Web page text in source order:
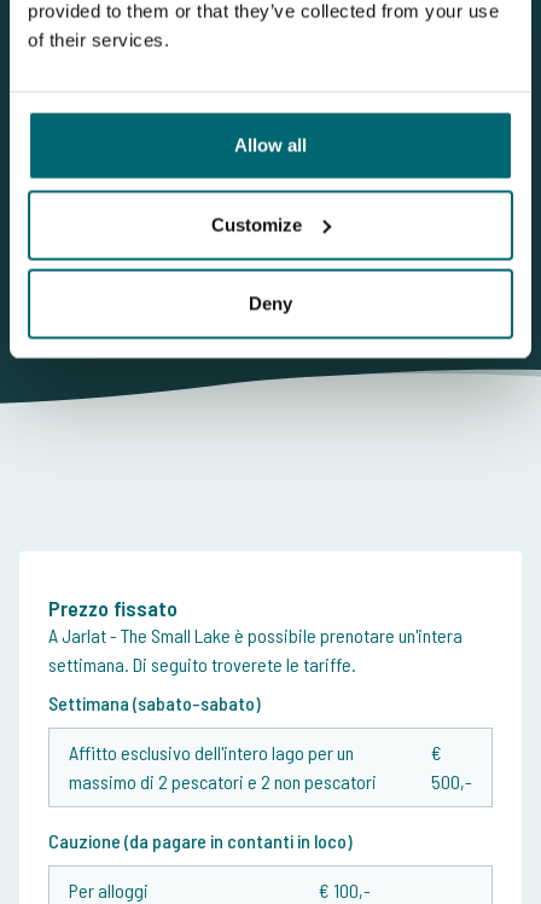
provided to them or that they’ve collected from your use
of their services.
Allow all
Customize
Deny
Questa carpnews riguardaJarlat - The
Small Lake
Mostrami più carpnews
Prezzo fissato
A Jarlat - The Small Lake è possibile prenotare un'intera
settimana. Di seguito troverete le tariffe.
Settimana (sabato-sabato)
Affitto esclusivo dell'intero lago per un
massimo di 2 pescatori e 2 non pescatori
€
500,-
Cauzione (da pagare in contanti in loco)
Per alloggi € 100,-